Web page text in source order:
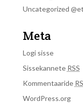
Uncategorized @et
Meta
Logi sisse
Sissekannete RSS
Kommentaaride
WordPress.org